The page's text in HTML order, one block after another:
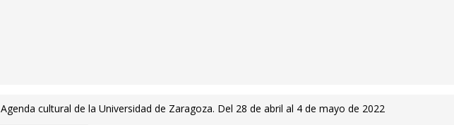
Agenda cultural de la Universidad de Zaragoza. Del 28 de abril al 4 de mayo de 2022